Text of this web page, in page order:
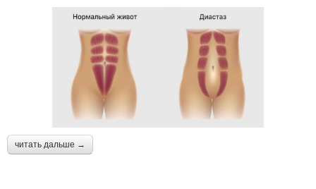
читать дальше →